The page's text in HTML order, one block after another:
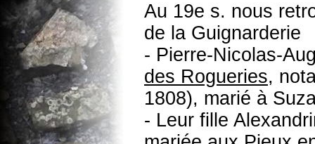
Au 19e s. nous
de la Guignarderie
- Pierre-Nicolas-
des Rogueries,
1808), marié à
- Leur fille